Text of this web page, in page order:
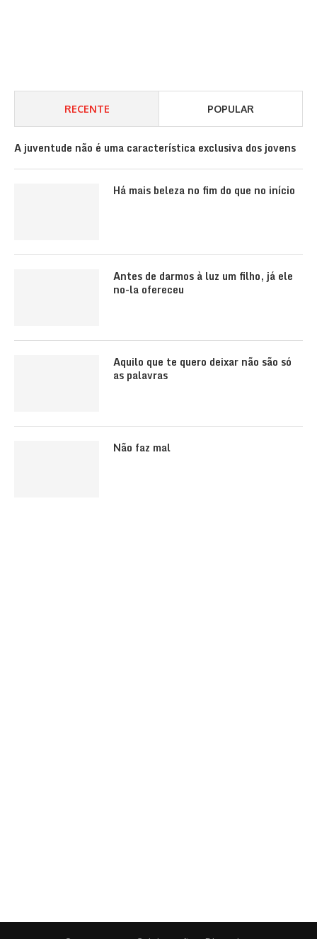
RECENTE POPULAR
A juventude não é uma característica exclusiva dos jovens
Há mais beleza no fim do que no início
Antes de darmos à luz um filho, já ele
no-la ofereceu
Aquilo que te quero deixar não são só
as palavras
Não faz mal